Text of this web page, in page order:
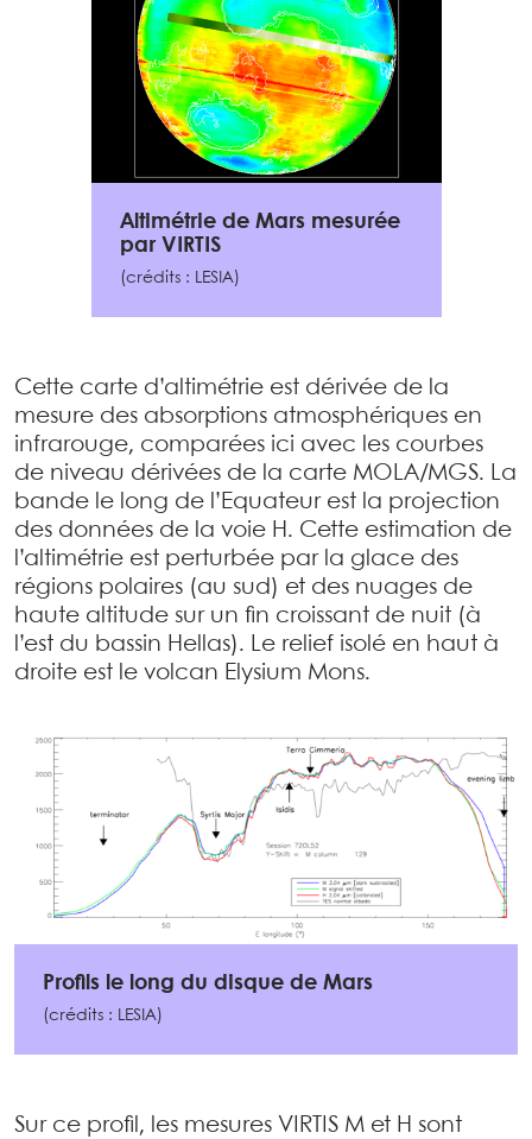
Altimétrie de Mars mesurée
par VIRTIS
(crédits : LESIA)
Cette carte d’altimétrie est dérivée de la
mesure des absorptions atmosphériques en
infrarouge, comparées ici avec les courbes
de niveau dérivées de la carte MOLA/MGS. La
bande le long de l’Equateur est la projection
des données de la voie H. Cette estimation de
l’altimétrie est perturbée par la glace des
régions polaires (au sud) et des nuages de
haute altitude sur un fin croissant de nuit (à
l’est du bassin Hellas). Le relief isolé en haut à
droite est le volcan Elysium Mons.
Profils le long du disque de Mars
(crédits : LESIA)
Sur ce profil, les mesures VIRTIS M et H sont